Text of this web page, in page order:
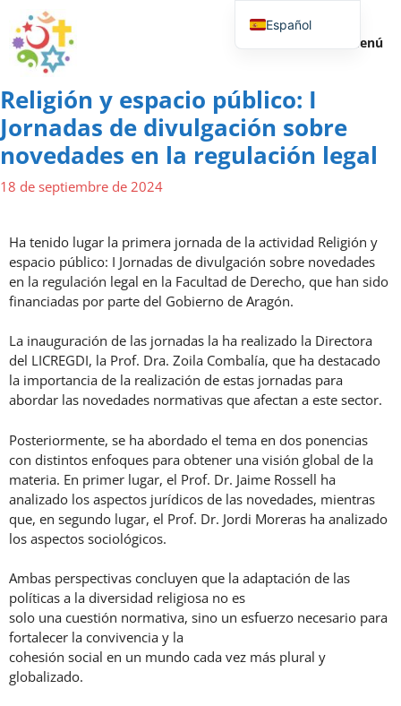
Menú
Religión y espacio público: I
Jornadas de divulgación sobre
novedades en la regulación legal
18 de septiembre de 2024
Ha tenido lugar la primera jornada de la actividad Religión y
espacio público: I Jornadas de divulgación sobre novedades
en la regulación legal en la Facultad de Derecho, que han sido
financiadas por parte del Gobierno de Aragón.
La inauguración de las jornadas la ha realizado la Directora
del LICREGDI, la Prof. Dra. Zoila Combalía, que ha destacado
la importancia de la realización de estas jornadas para
abordar las novedades normativas que afectan a este sector.
Posteriormente, se ha abordado el tema en dos ponencias
con distintos enfoques para obtener una visión global de la
materia. En primer lugar, el Prof. Dr. Jaime Rossell ha
analizado los aspectos jurídicos de las novedades, mientras
que, en segundo lugar, el Prof. Dr. Jordi Moreras ha analizado
los aspectos sociológicos.
Ambas perspectivas concluyen que la adaptación de las
políticas a la diversidad religiosa no es
solo una cuestión normativa, sino un esfuerzo necesario para
fortalecer la convivencia y la
cohesión social en un mundo cada vez más plural y
globalizado.
Español